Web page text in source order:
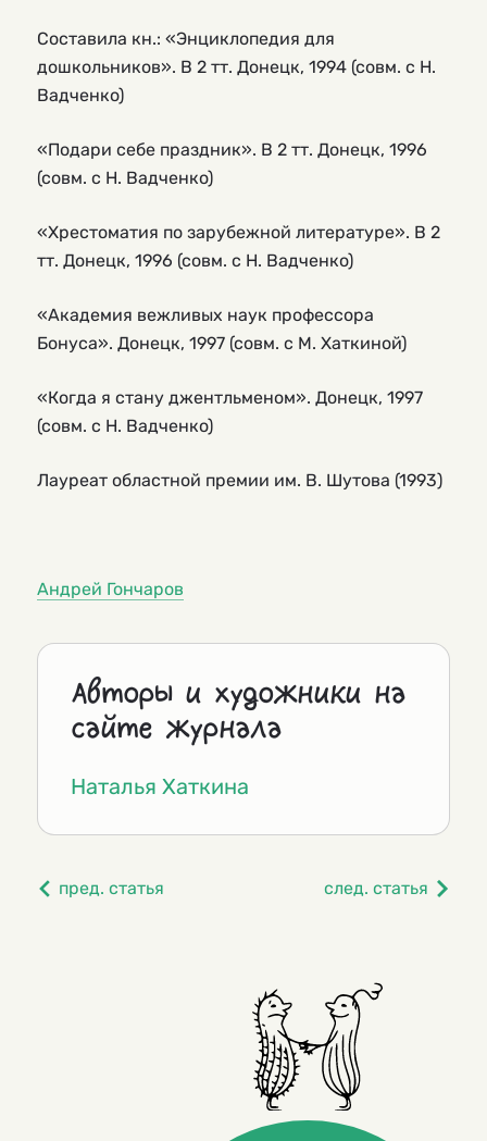
Составила кн.: «Энциклопедия для
дошкольников». В 2 тт. Донецк, 1994 (совм. с Н.
Вадченко)
«Подари себе праздник». В 2 тт. Донецк, 1996
(совм. с Н. Вадченко)
«Хрестоматия по зарубежной литературе». В 2
тт. Донецк, 1996 (совм. с Н. Вадченко)
«Академия вежливых наук профессора
Бонуса». Донецк, 1997 (совм. с М. Хаткиной)
«Когда я стану джентльменом». Донецк, 1997
(совм. с Н. Вадченко)
Лауреат областной премии им. В. Шутова (1993)
Андрей Гончаров
Авторы и художники на
сайте журнала
Наталья Хаткина
пред. статья след. статья